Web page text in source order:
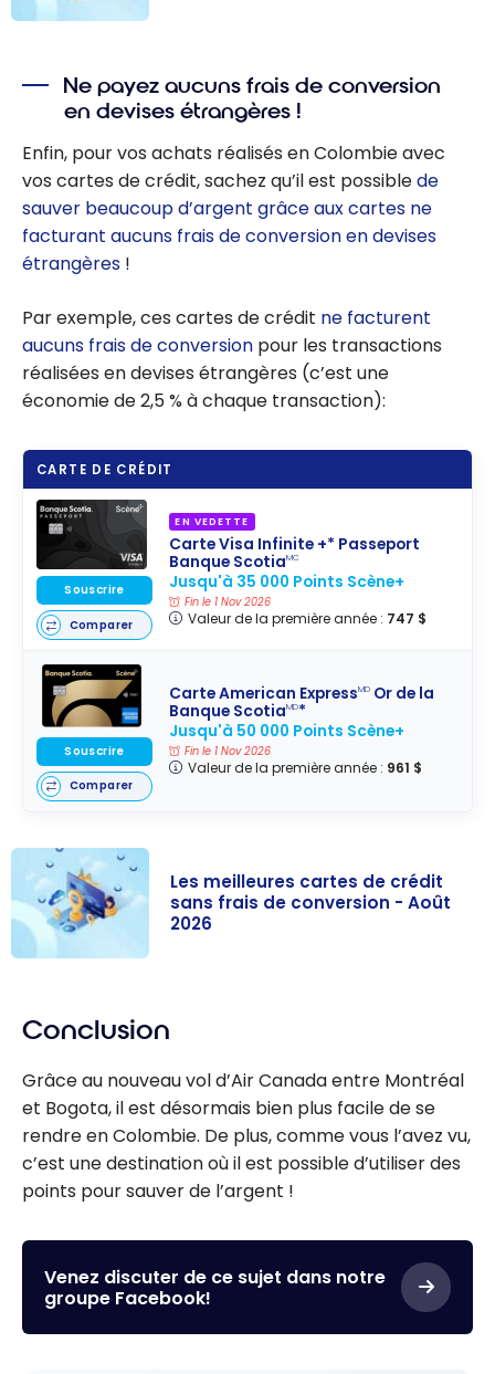
crédit Airbnb et
autres
hébergements
- Août 2026
Ne payez aucuns frais de conversion
en devises étrangères !
Enfin, pour vos achats réalisés en Colombie avec
vos cartes de crédit, sachez qu’il est possiblede
sauver beaucoup d’argent grâce aux cartes ne
facturant aucuns frais de conversion en devises
étrangères !
Par exemple, ces cartes de crédit ne facturent
aucuns frais de conversion pour les transactions
réalisées en devises étrangères (c’est une
économie de 2,5 % à chaque transaction):
CARTE DE CRÉDIT
EN VEDETTE
Carte Visa Infinite +* Passeport
Banque ScotiaMC
Jusqu'à 35 000 Points Scène+
Fin le 1 Nov 2026
Valeur de la première année : 747 $
Souscrire
Comparer
Carte American ExpressMD Or de la
Banque ScotiaMD*
Jusqu'à 50 000 Points Scène+
Fin le 1 Nov 2026
Valeur de la première année : 961 $
Souscrire
Comparer
crédit sans frais
Août 2026
Les meilleures cartes de crédit
sans frais de conversion - Août
2026
Conclusion
Grâce au nouveau vol d’Air Canada entre Montréal
et Bogota, il est désormais bien plus facile de se
rendre en Colombie. De plus, comme vous l’avez vu,
c’est une destination où il est possible d’utiliser des
points pour sauver de l’argent !
Venez discuter de ce sujet dans notre
groupe Facebook!